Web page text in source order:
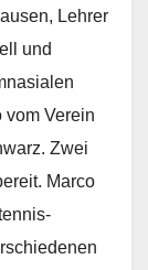
Lehrer
und
vom Verein
Zwei
Marco